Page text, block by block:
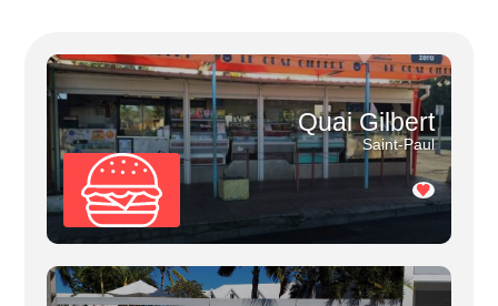
Quai Gilbert
Saint-Paul